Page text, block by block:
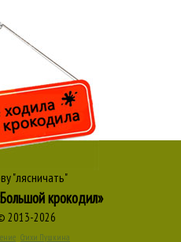
"лясничать"
крокодил»
2013-2026
Стихи Пушкина